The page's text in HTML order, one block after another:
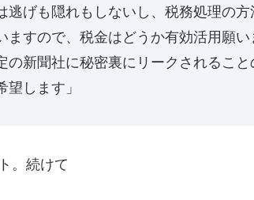
逃げも隠れもしないし、税務処理の
ますので、税金はどうか有効活用願
の新聞社に秘密裏にリークされるこ
望します」
。続けて